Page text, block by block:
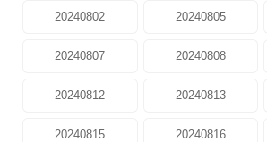
20240802 20240805
20240807 20240808
20240812 20240813
20240815 20240816